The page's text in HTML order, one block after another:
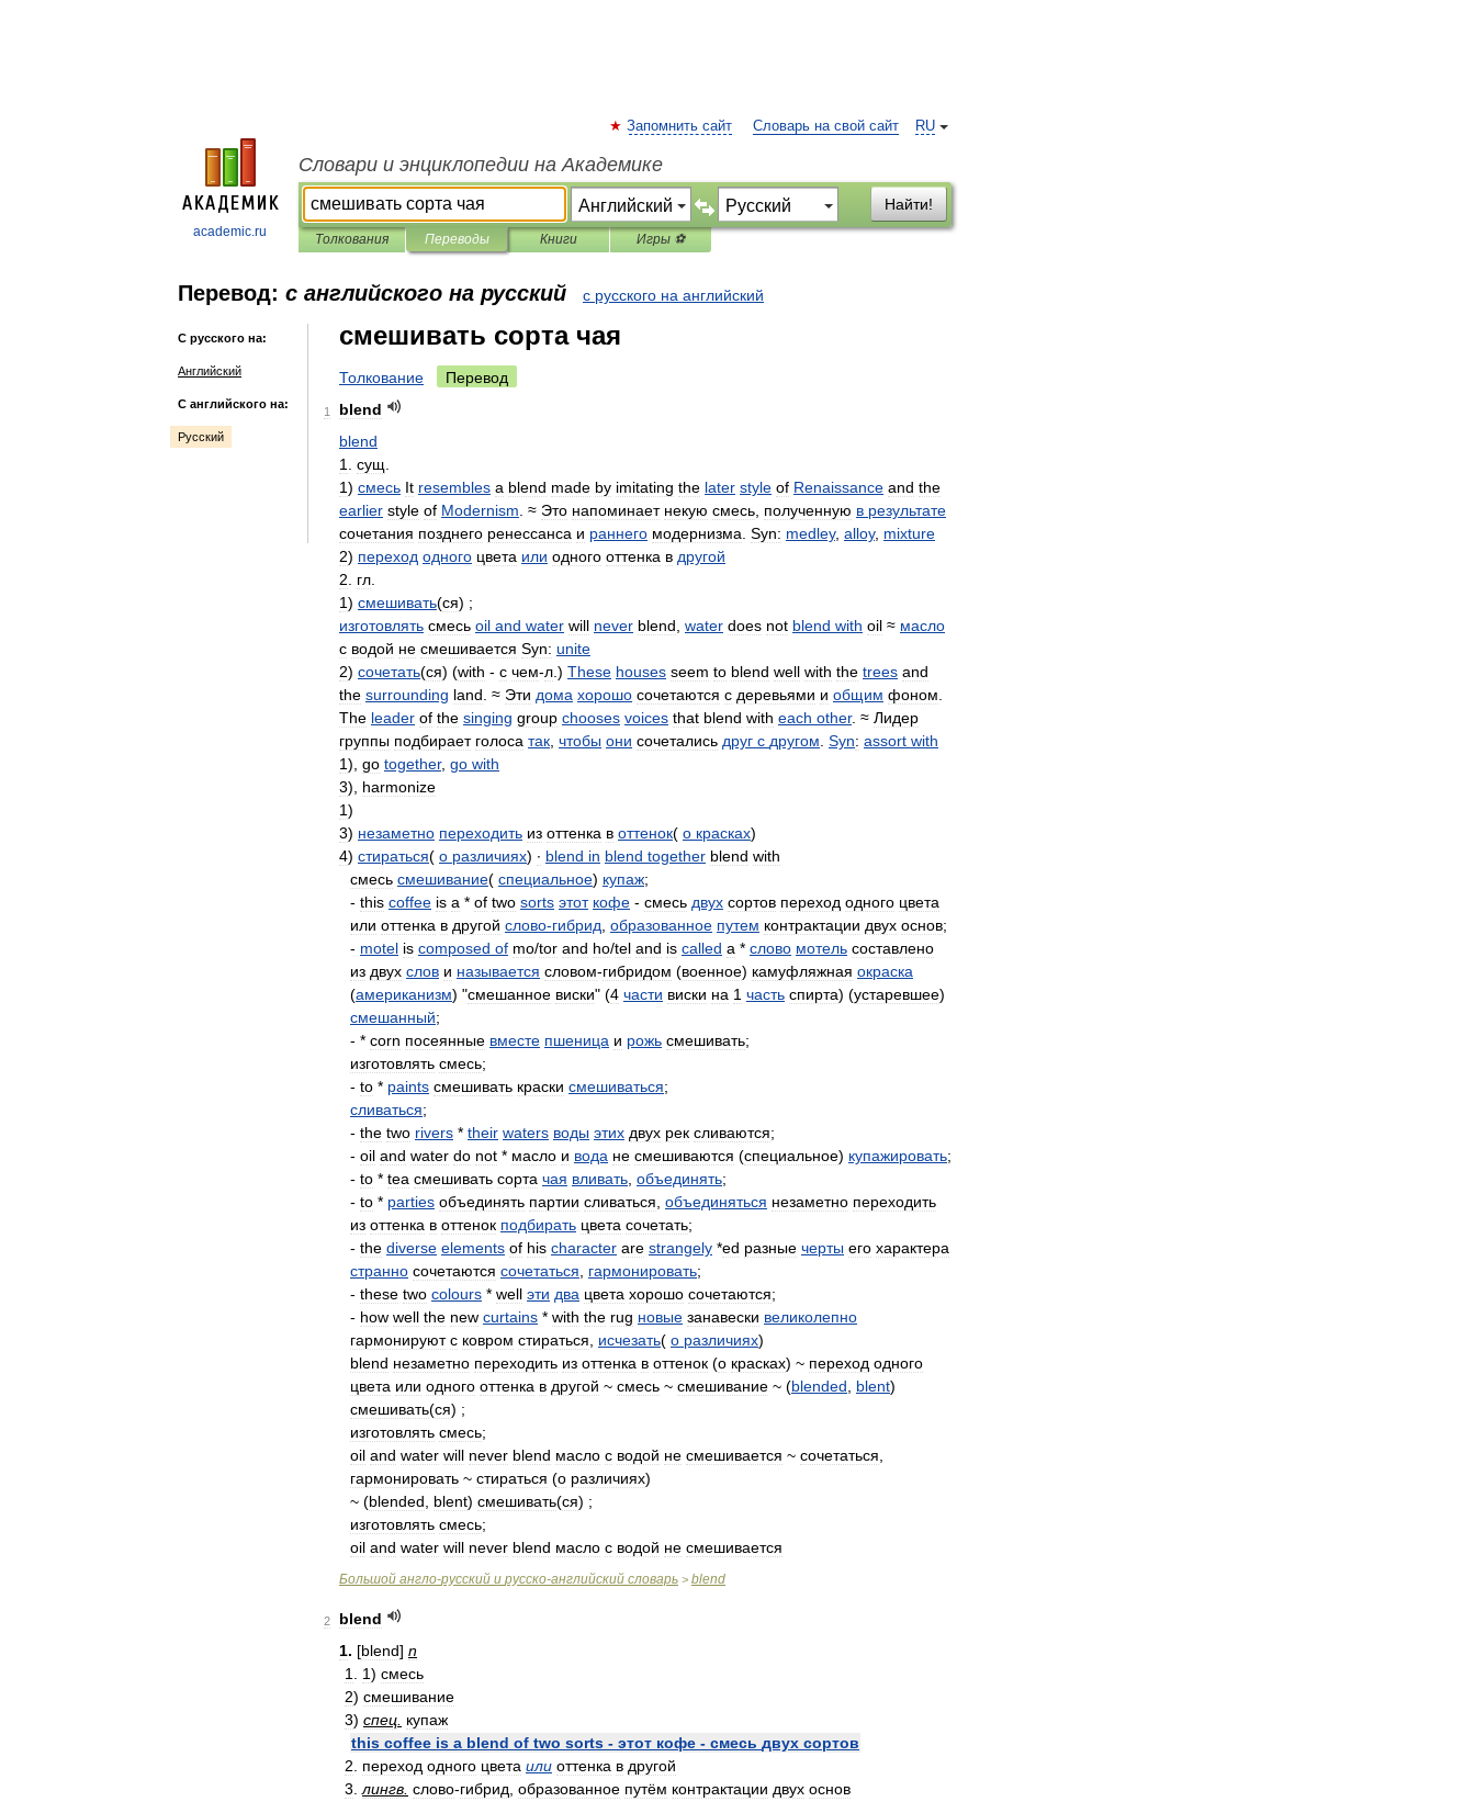
academic.ru
RU
Запомнить сайт Словарь на свой сайт
Словари и энциклопедии на Академике
Найти!
Толкования Переводы Книги Игры ⚽
Перевод: с английского на русский с русского на английский
С русского на:
Английский
С английского на:
Русский
смешивать сорта чая
Толкование Перевод
1
blend
blend
1
сущ
1) смесь It resembles a blend made by imitating the later style of Renaissance and the
earlier style of Modernism . ≈ Это напоминает некую смесь полученную в результате
сочетания позднего ренессанса и раннего модернизма Syn: medley, alloy, mixture
2) переход одного цвета или одного оттенка в другой
2
гл
1) смешивать(ся) ;
изготовлять смесь oil and water will never blend water does not blend with oil ≈ масло
с водой не смешивается Syn: unite
2) сочетать(ся) (with - с чем-л .) These houses seem to blend well with the trees and
the surrounding land . ≈ Эти дома хорошо сочетаются с деревьями и общим фоном
The leader of the singing group chooses voices that blend with each other. ≈ Лидер
группы подбирает голоса так чтобы они сочетались друг с другом Syn: assort with
1), go together, go with
3), harmonize
1)
3) незаметно переходить из оттенка в оттенок( о красках)
4) стираться( о различиях) ∙ blend in blend together blend with
смесь смешивание( специальное) купаж;
- this coffee is a * of two sorts этот кофе - смесь двух сортов переход одного цвета
или оттенка в другой слово-гибрид образованное путем контрактации двух основ;
- motel is composed of mo/tor and ho/tel and is called a * слово мотель составлено
из двух слов и называется словом-гибридом (военное) камуфляжная окраска
(американизм) "смешанное виски" (4 части виски на 1 часть спирта) (устаревшее)
смешанный;
- * corn посеянные вместе пшеница и рожь смешивать;
изготовлять смесь;
- to * paints смешивать краски смешиваться;
сливаться;
- the two rivers * their waters воды этих двух рек сливаются;
- oil and water do not * масло и вода не смешиваются (специальное) купажировать;
- to * tea смешивать сорта чая вливать объединять;
- to * parties объединять партии сливаться объединяться незаметно переходить
из оттенка в оттенок подбирать цвета сочетать;
- the diverse elements of his character are strangely *ed разные черты его характера
странно сочетаются сочетаться гармонировать;
- these two colours * well эти два цвета хорошо сочетаются;
- how well the new curtains * with the rug новые занавески великолепно
гармонируют с ковром стираться исчезать( о различиях)
blend незаметно переходить из оттенка в оттенок (о красках) ~ переход одного
цвета или одного оттенка в другой ~ смесь ~ смешивание ~ (blended blent)
смешивать(ся) ;
изготовлять смесь;
oil and water will never blend масло с водой не смешивается ~ сочетаться
гармонировать ~ стираться (о различиях)
~ (blended blent) смешивать(ся) ;
изготовлять смесь;
oil and water will never blend масло с водой не смешивается
Большой англо-русский и русско-английский словарь > blend
2
blend
1. [blend] n
1
1) смесь
2) смешивание
3) спец купаж
this coffee is a blend of two sorts - этот кофе - смесь двух сортов
2
переход одного цвета или оттенка в другой
3 лингв слово-гибрид образованное путём контрактации двух основ